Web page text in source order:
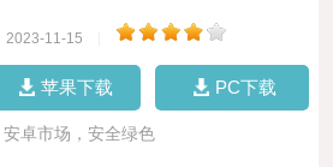
2023-11-15
苹果下载 PC下载
安卓市场，安全绿色